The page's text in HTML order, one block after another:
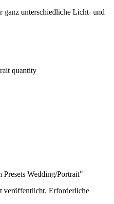
ganz unterschiedliche Licht- und
quantity
Wedding/Portrait”
veröffentlicht. Erforderliche